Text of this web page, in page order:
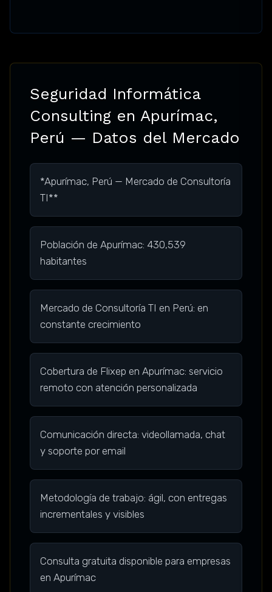
Seguridad Informática
Consulting en Apurímac,
Perú — Datos del Mercado
*Apurímac, Perú — Mercado de Consultoría
TI**
Población de Apurímac: 430,539
habitantes
Mercado de Consultoría TI en Perú: en
constante crecimiento
Cobertura de Flixep en Apurímac: servicio
remoto con atención personalizada
Comunicación directa: videollamada, chat
y soporte por email
Metodología de trabajo: ágil, con entregas
incrementales y visibles
Consulta gratuita disponible para empresas
en Apurímac